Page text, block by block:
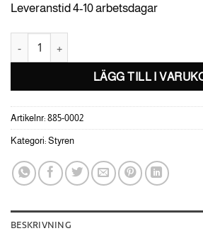
Leveranstid 4-10 arbetsdagar
Rox Styrhöjare 3,5" mängd
LÄGG TILL I
Artikelnr: 885-0002
Kategori: Styren
BESKRIVNING